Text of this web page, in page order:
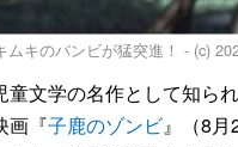
ムキのバンビが猛突進！ - (c)
文学の名作として知ら
画『子鹿のゾンビ』（8